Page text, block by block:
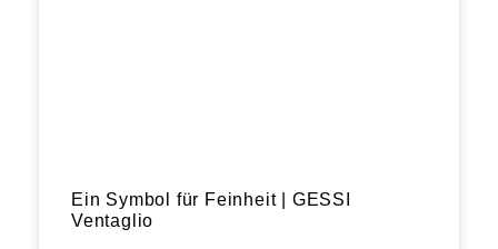
Ein Symbol für Feinheit | GESSI
Ventaglio